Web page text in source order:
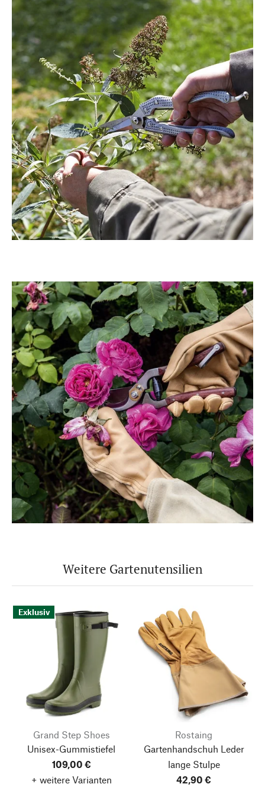
Weitere Gartenutensilien
Exklusiv
Grand Step Shoes
Unisex-Gummistiefel
109,00 €
+ weitere Varianten
Rostaing
Gartenhandschuh Leder
lange Stulpe
42,90 €